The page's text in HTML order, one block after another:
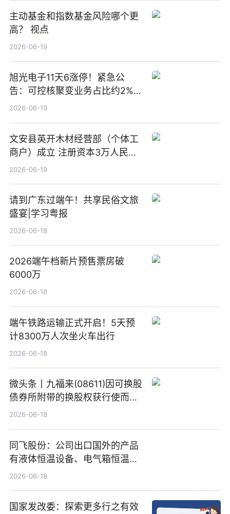
主动基金和指数基金风险哪个更
高？ 视点
2026-06-19
旭光电子11天6涨停！紧急公
告：可控核聚变业务占比约2%！
前沿热点
2026-06-19
文安县英开木材经营部（个体工
商户）成立 注册资本3万人民币
新要闻
2026-06-19
请到广东过端午！共享民俗文旅
盛宴|学习粤报
2026-06-18
2026端午档新片预售票房破
6000万
2026-06-18
端午铁路运输正式开启！5天预
计8300万人次坐火车出行
2026-06-18
微头条丨九福来(08611)因可换股
债券所附带的换股权获行使而发
行5200万股
2026-06-18
同飞股份：公司出口国外的产品
有液体恒温设备、电气箱恒温装
置、纯水冷却单元和特种换热器
2026-06-18
国家发改委：探索更多行之有效